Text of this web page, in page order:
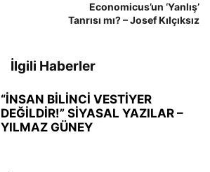
Economicus’un ‘Yanlış’
Tanrısı mı? – Josef Kılçıksız
İlgili Haberler
“İNSAN BİLİNCİ VESTİYER
DEĞİLDİR!” SİYASAL YAZILAR –
YILMAZ GÜNEY